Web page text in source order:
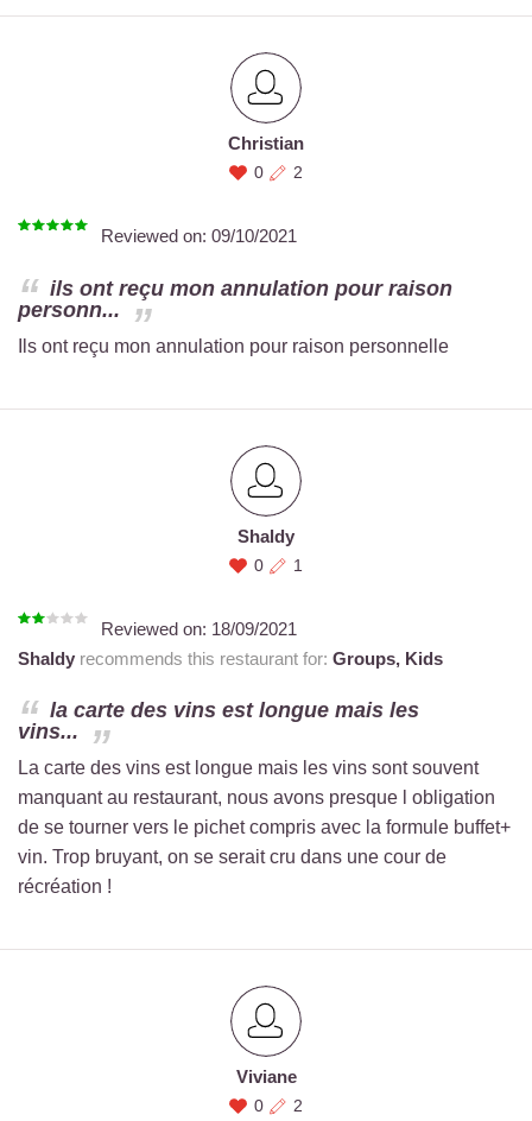
Christian
0 2
Reviewed on: 09/10/2021
ils ont reçu mon annulation pour raison
personn...
Ils ont reçu mon annulation pour raison personnelle
Shaldy
0 1
Reviewed on: 18/09/2021
Shaldy recommends this restaurant for: Groups, Kids
la carte des vins est longue mais les
vins...
La carte des vins est longue mais les vins sont souvent
manquant au restaurant, nous avons presque l obligation
de se tourner vers le pichet compris avec la formule buffet+
vin. Trop bruyant, on se serait cru dans une cour de
récréation !
Viviane
0 2